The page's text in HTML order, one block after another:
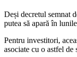
Deși decretul semnat
putea să apară în
Pentru investitori,
asociate cu o astfel